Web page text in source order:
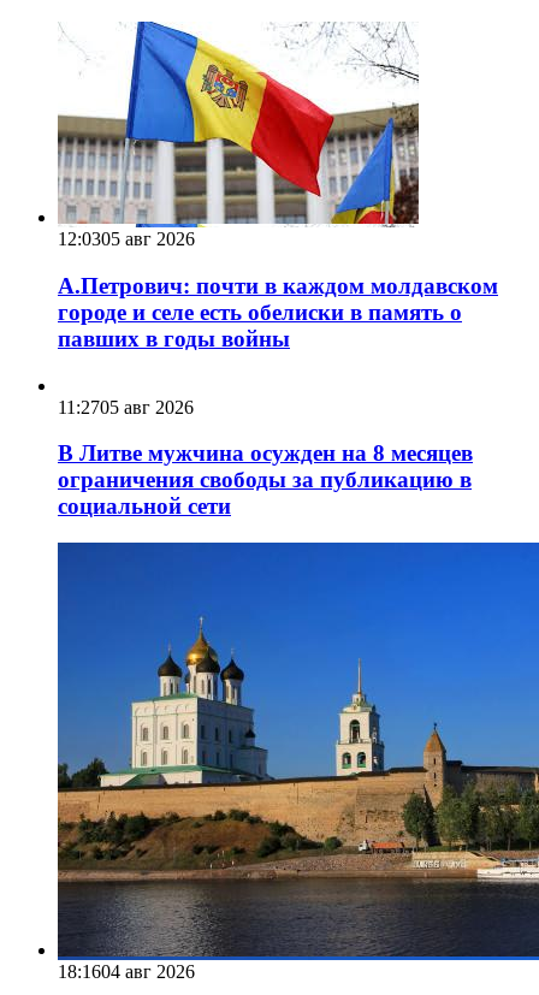
12:0305 авг 2026
А.Петрович: почти в каждом молдавском
городе и селе есть обелиски в память о
павших в годы войны
11:2705 авг 2026
В Литве мужчина осужден на 8 месяцев
ограничения свободы за публикацию в
социальной сети
18:1604 авг 2026